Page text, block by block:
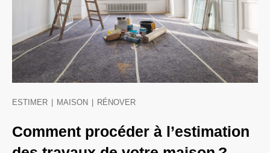
ESTIMER MAISON RÉNOVER
Comment procéder à l’estimation